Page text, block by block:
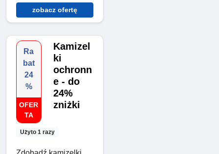
zobacz ofertę
Ra
bat
24
%
OFER
TA
Użyto 1 razy
Kamizel
ki
ochronn
e - do
24%
zniżki